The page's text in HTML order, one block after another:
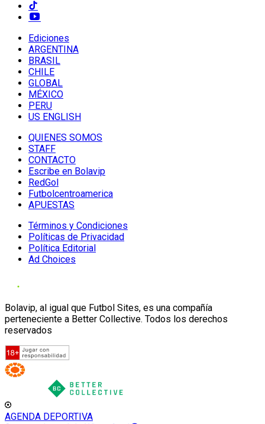
Ediciones
ARGENTINA
BRASIL
CHILE
GLOBAL
MÉXICO
PERU
US ENGLISH
QUIENES SOMOS
STAFF
CONTACTO
Escribe en Bolavip
RedGol
Futbolcentroamerica
APUESTAS
Términos y Condiciones
Políticas de Privacidad
Política Editorial
Ad Choices
Bolavip, al igual que Futbol Sites, es una compañía
perteneciente a Better Collective. Todos los derechos
reservados
AGENDA DEPORTIVA